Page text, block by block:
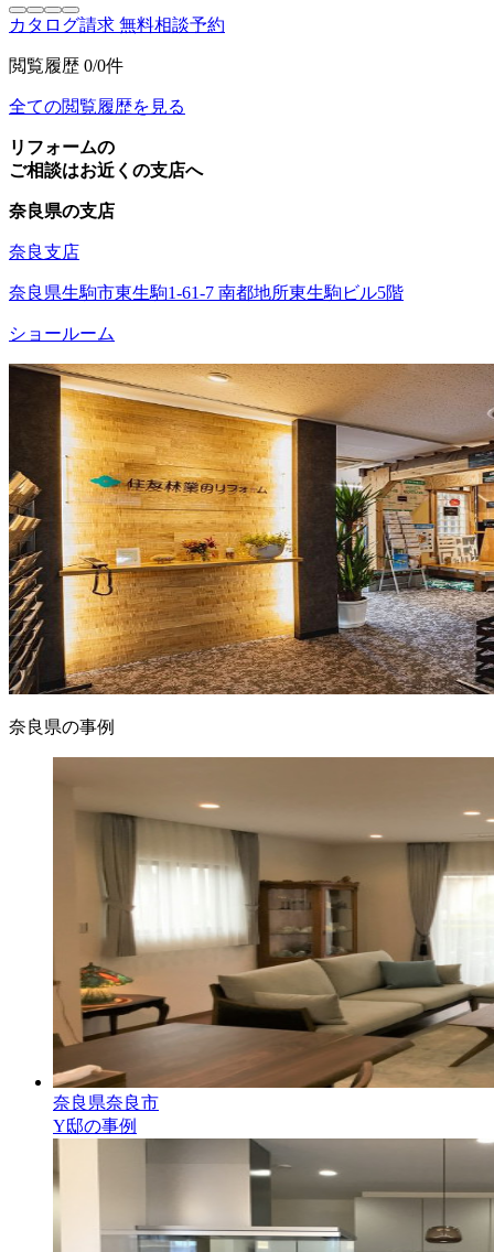
カタログ請求 無料相談予約
閲覧履歴 0/0件
全ての閲覧履歴を見る
リフォームの
ご相談はお近くの支店へ
奈良県の支店
奈良支店
奈良県生駒市東生駒1-61-7 南都地所東生駒ビル5階
ショールーム
奈良県の事例
奈良県奈良市
Y邸の事例